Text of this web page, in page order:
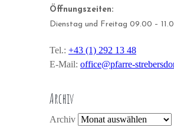
Öffnungszeiten:
Dienstag und Freitag 09.00 –
Tel.: +43 (1) 292 13 48
E-Mail: office@pfarre-
Archiv
Archiv